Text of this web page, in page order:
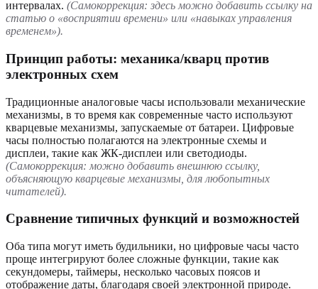
интервалах. (Самокоррекция: здесь можно добавить ссылку на
статью о «восприятии времени» или «навыках управления
временем»).
Принцип работы: механика/кварц против
электронных схем
Традиционные аналоговые часы использовали механические
механизмы, в то время как современные часто используют
кварцевые механизмы, запускаемые от батареи. Цифровые
часы полностью полагаются на электронные схемы и
дисплеи, такие как ЖК-дисплеи или светодиоды.
(Самокоррекция: можно добавить внешнюю ссылку,
объясняющую кварцевые механизмы, для любопытных
читателей).
Сравнение типичных функций и возможностей
Оба типа могут иметь будильники, но цифровые часы часто
проще интегрируют более сложные функции, такие как
секундомеры, таймеры, несколько часовых поясов и
отображение даты, благодаря своей электронной природе.